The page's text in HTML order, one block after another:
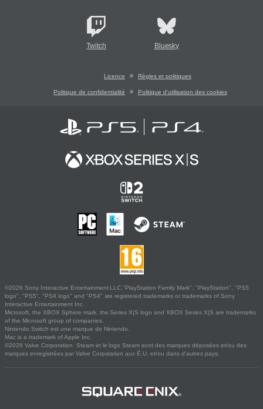
Twitch Bluesky
Licence Règles et politiques
Politique de confidentialité Politique d'utilisation des cookies
©2026 Sony Interactive Entertainment LLC."PlayStation Family Mark", "PlayStation", "PS5
logo", "PS5", "PS4 logo" and "PS4" are registered trademarks or trademarks of Sony
Interactive Entertainment Inc.
Microsoft, the XBOX Sphere mark, the Series X|S logo and XBOX Series X|S are trademarks
of the Microsoft group of companies.
Nintendo Switch est une marque de Nintendo.
Mac is a trademark of Apple Inc.
©2026 Valve Corporation. Steam et le logo Steam sont des marques déposées et/ou des
marques enregistrées par Valve Corporation aux É.U. et/ou dans d'autres pays.